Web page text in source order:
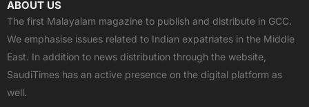
e
b
o
o
k
w
i
t
t
e
t
u
b
e
t
s
a
p
p
t
a
g
r
a
ABOUT US
The first Malayalam magazine to publish and distribute in GCC.
We emphasise issues related to Indian expatriates in the Middle
East. In addition to news distribution through the website,
SaudiTimes has an active presence on the digital platform as
well.